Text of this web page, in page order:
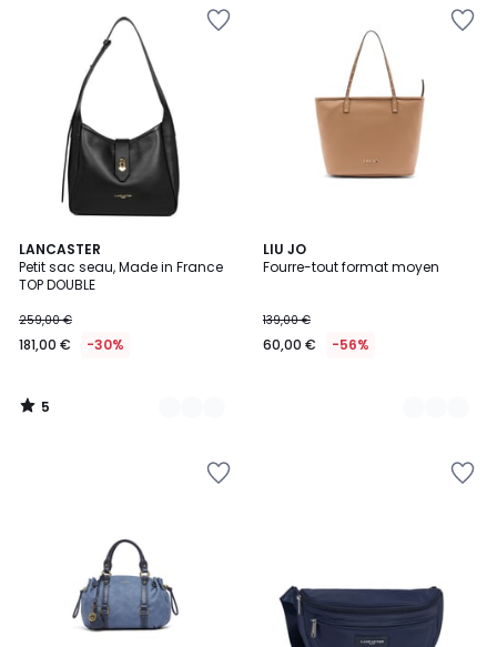
LANCASTER
Petit sac seau, Made in France
TOP DOUBLE
259,00 €
181,00 € -30%
5
/
5
3
Couleurs
5
/
LIU JO
Fourre-tout format moyen
139,00 €
60,00 € -56%
2
Couleurs